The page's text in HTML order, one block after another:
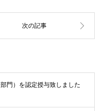
門）を認定授与致しました